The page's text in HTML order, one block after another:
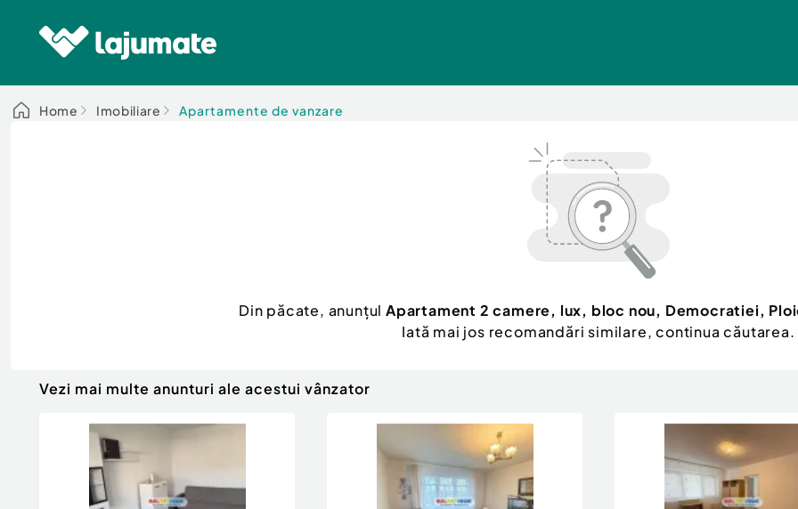
Home Imobiliare Apartamente de vanzare
Din păcate, anunțulApartament 2 camere, lux, bloc nou, Democratiei,
Iată mai jos recomandări similare, continua căutarea.
Vezi mai multe anunturi ale acestui vânzator